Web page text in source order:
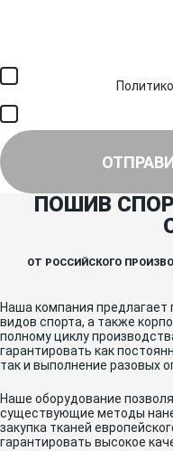
ПОШИВ
ОТ РОССИЙСКОГО
Наша компания
видов спорта, а также
полному циклу
гарантировать как
так и выполнение разовых
Наше оборудование
существующие методы
закупка тканей
гарантировать высокое